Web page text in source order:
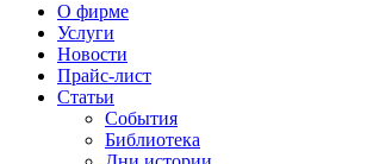
О фирме
Услуги
Новости
Прайс-лист
Статьи
События
Библиотека